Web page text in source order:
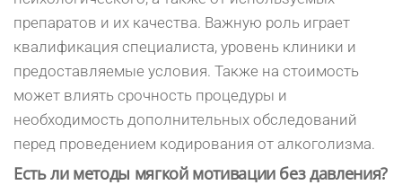
препаратов и их качества. Важную роль играет
квалификация специалиста, уровень клиники и
предоставляемые условия. Также на стоимость
может влиять срочность процедуры и
необходимость дополнительных обследований
перед проведением кодирования от алкоголизма.
Есть ли методы мягкой мотивации без давления?